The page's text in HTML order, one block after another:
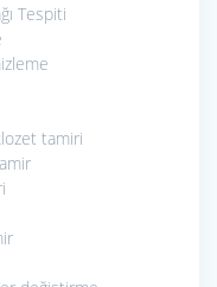
Tespiti
tamiri